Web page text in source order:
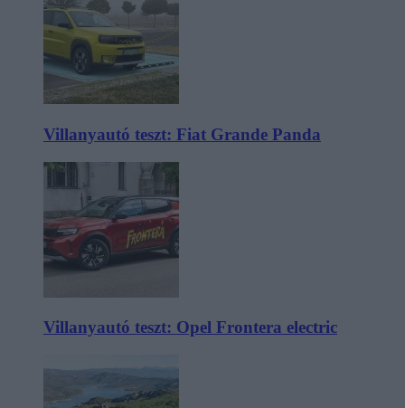
Villanyautó teszt: Fiat Grande Panda
Villanyautó teszt: Opel Frontera electric